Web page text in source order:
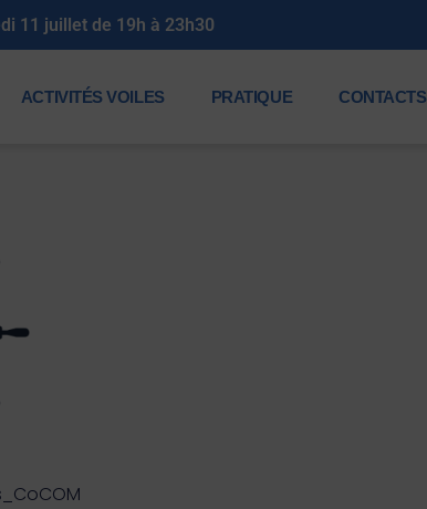
ACTIVITÉS VOILES PRATIQUE CONTACTS